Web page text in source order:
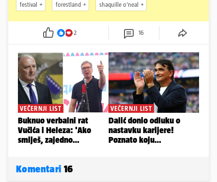
festival forestland shaquille o'neal
2 16
Komentari 16